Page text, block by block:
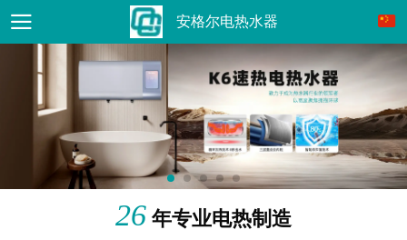
安格尔电热水器
26 年专业电热制造